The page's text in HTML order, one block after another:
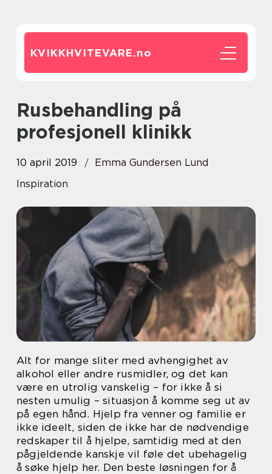
KVIKKHVITEVARE.no
Rusbehandling på
profesjonell klinikk
10 april 2019
Emma Gundersen Lund
Inspiration
Alt for mange sliter med avhengighet av
alkohol eller andre rusmidler, og det kan
være en utrolig vanskelig – for ikke å si
nesten umulig – situasjon å komme seg ut av
på egen hånd. Hjelp fra venner og familie er
ikke ideelt, siden de ikke har de nødvendige
redskaper til å hjelpe, samtidig med at den
pågjeldende kanskje vil føle det ubehagelig
å søke hjelp her. Den beste løsningen for å